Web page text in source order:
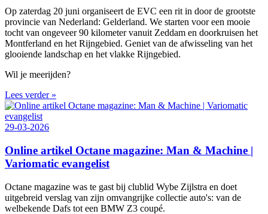
Op zaterdag 20 juni organiseert de EVC een rit in door de grootste
provincie van Nederland: Gelderland. We starten voor een mooie
tocht van ongeveer 90 kilometer vanuit Zeddam en doorkruisen het
Montferland en het Rijngebied. Geniet van de afwisseling van het
glooiende landschap en het vlakke Rijngebied.
Wil je meerijden?
Lees verder »
29-03-2026
Online artikel Octane magazine: Man & Machine |
Variomatic evangelist
Octane magazine was te gast bij clublid Wybe Zijlstra en doet
uitgebreid verslag van zijn omvangrijke collectie auto's: van de
welbekende Dafs tot een BMW Z3 coupé.